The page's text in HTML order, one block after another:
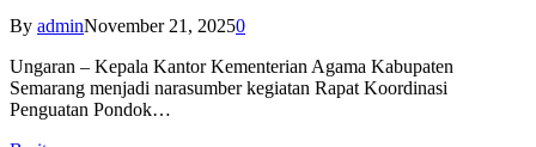
By adminNovember 21, 20250
Ungaran – Kepala Kantor Kementerian Agama Kabupaten
Semarang menjadi narasumber kegiatan Rapat Koordinasi
Penguatan Pondok…